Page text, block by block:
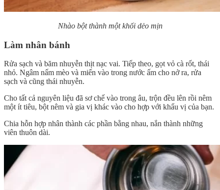
Nhào bột thành một khối dẻo mịn
Làm nhân bánh
Rửa sạch và băm nhuyễn thịt nạc vai. Tiếp theo, gọt vỏ cà rốt, thái
nhỏ. Ngâm nấm mèo và miến vào trong nước ấm cho nở ra, rửa
sạch và cũng thái nhuyễn.
Cho tất cả nguyên liệu đã sơ chế vào trong âu, trộn đều lên rồi nêm
một ít tiêu, bột nêm và gia vị khác vào cho hợp với khẩu vị của bạn.
Chia hỗn hợp nhân thành các phần bằng nhau, nắn thành những
viên thuôn dài.